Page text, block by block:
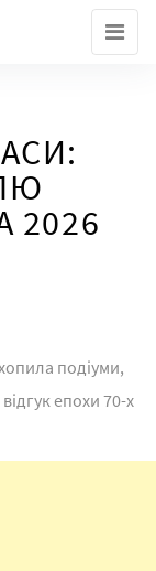
2026
подіуми,
епохи 70-х